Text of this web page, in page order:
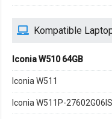
Kompatible
Iconia W510 64GB
Iconia W511
Iconia W511P-